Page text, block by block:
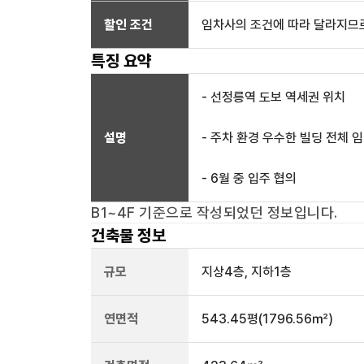
할인 조건 임차사의 조건에 따라 달라지
특징 요약
설명
- 선정릉역 도보 역세권 위치
- 주차 환경 우수한 빌딩 전체 임
- 6월 중 입주 협의
B1~4F 기준으로 작성되었던 정보입니다.
건축물 정보
규모 지상4층, 지하1층
연면적 543.45평(1796.56㎡)